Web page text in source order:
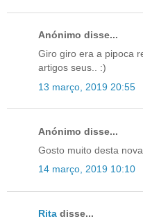
Anónimo disse...
Giro giro era a pipoca
artigos seus.. :)
13 março, 2019 20:55
Anónimo disse...
Gosto muito desta
14 março, 2019 10:10
Rita disse...